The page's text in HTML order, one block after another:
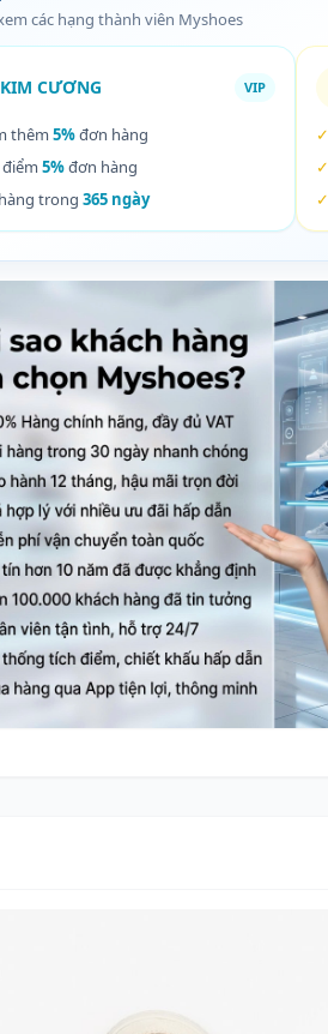
các hạng thành viên Myshoes
KIM CƯƠNG VIP
thêm 5%đơn hàng
5%đơn hàng
trong 365 ngày
✓
✓
✓